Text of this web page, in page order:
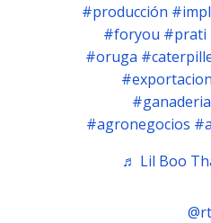
#producción
#foryou #prati
#oruga
#exportacion
#ganaderia
#agronegocios
♬ Lil Boo